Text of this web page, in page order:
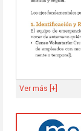
Ver más [+]